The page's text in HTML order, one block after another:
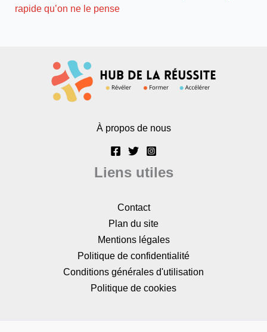
rapide qu’on ne le pense
À propos de nous
Liens utiles
Contact
Plan du site
Mentions légales
Politique de confidentialité
Conditions générales d'utilisation
Politique de cookies